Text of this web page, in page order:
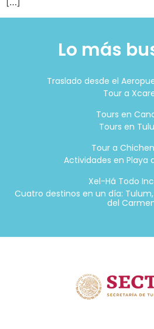
Lo más
Traslado desde el
Tour a
Tours en
Tours en
Tour a
Actividades en Playa
Xel-Há Todo
Cuatro destinos en un día:
del